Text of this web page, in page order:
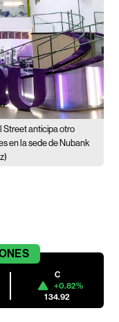
Street anticipa otro
en la sede de Nubank
C
+0.82%
134.92